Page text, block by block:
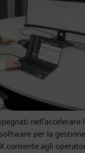
nell’accelerare
per la
consente agli